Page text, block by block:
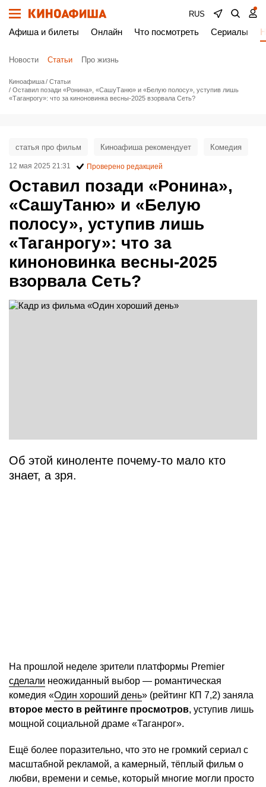
RUS
Афиша и билеты Онлайн Что посмотреть Сериалы
Новости Статьи Про жизнь
Киноафиша
Статьи
Оставил позади «Ронина», «СашуТаню» и «Белую полосу», уступив лишь
«Таганрогу»: что за киноновинка весны-2025 взорвала Сеть?
Оставил позади «Ронина»,
«СашуТаню» и «Белую
полосу», уступив лишь
«Таганрогу»: что за
киноновинка весны-2025
взорвала Сеть?
статья про фильм Киноафиша рекомендует Комедия
12 мая 2025 21:31 Проверено редакцией
Об этой киноленте почему-то мало кто
знает, а зря.
На прошлой неделе зрители платформы Premier
сделали неожиданный выбор — романтическая
комедия «Один хороший день» (рейтинг КП 7,2) заняла
второе место в рейтинге просмотров, уступив лишь
мощной социальной драме «Таганрог».
Ещё более поразительно, что это не громкий сериал с
масштабной рекламой, а камерный, тёплый фильм о
любви, времени и семье, который многие могли просто